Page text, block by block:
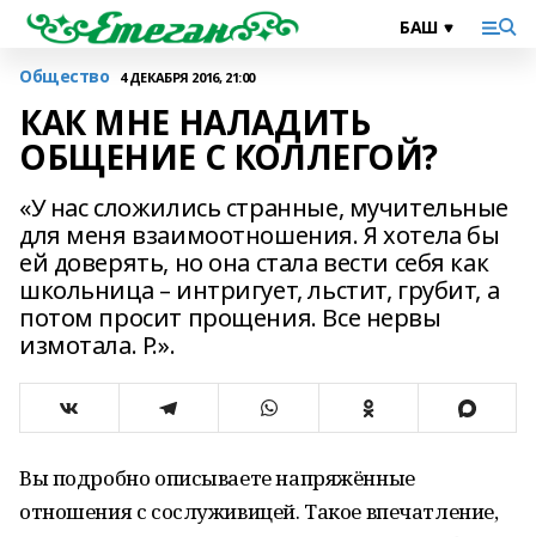
Общество 4 ДЕКАБРЯ 2016, 21:00
КАК МНЕ НАЛАДИТЬ
ОБЩЕНИЕ С КОЛЛЕГОЙ?
«У нас сложились странные, мучительные
для меня взаимоотношения. Я хотела бы
ей доверять, но она стала вести себя как
школьница – интригует, льстит, грубит, а
потом просит прощения. Все нервы
измотала. Р.».
Вы подробно описываете напряжённые
отношения с сослуживицей. Такое впечатление,